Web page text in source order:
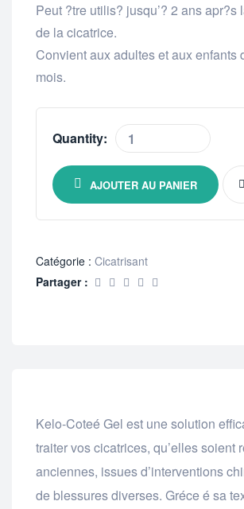
Peut ?tre utilis? jusqu’? 2 ans apr?s
de la cicatrice.
Convient aux adultes et aux enfants
mois.
Quantity:
AJOUTER AU PANIER
Catégorie : Cicatrisant
Partager :
Kelo-Coteé Gel est une solution
traiter vos cicatrices, qu’elles soient
anciennes, issues d’interventions
de blessures diverses. Gréce é sa